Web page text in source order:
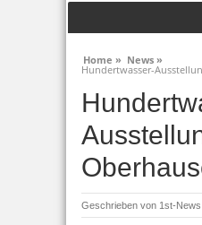
Home » News »
Hundertwasser-
Geschrieben von 1st-News